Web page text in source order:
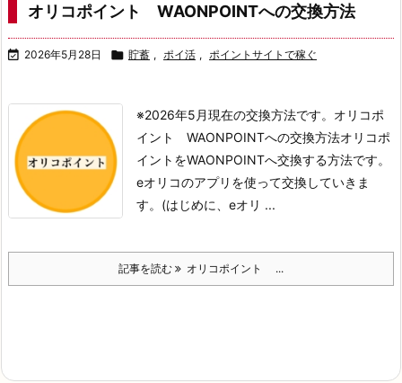
オリコポイント WAONPOINTへの交換方法
 2026年5月28日  貯蓄 , ポイ活 , ポイントサイトで稼ぐ
※2026年5月現在の交換方法です。 オリコポ
イント WAONPOINTへの交換方法オリコポ
イントをWAONPOINTへ交換する方法です。
eオリコのアプリを使って交換していきま
す。 (はじめに、eオリ ...
記事を読む オリコポイント ...